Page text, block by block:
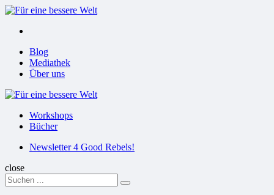
Menu
Menu
Blog
Mediathek
Über uns
Für
Workshops
Bücher
SuchenNewsletter 4 Good Rebels!
close
Search
for:
Suchen